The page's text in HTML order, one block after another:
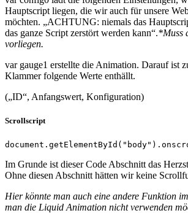
Hauptscript liegen, die wir auch für unsere
möchten. „ACHTUNG: niemals das
das ganze Script zerstört werden kann“.*Muss
vorliegen.
var gauge1 erstellte die Animation. Darauf ist
Klammer folgende Werte enthällt.
(„ID“, Anfangswert, Konfiguration)
Scrollscript
Im Grunde ist dieser Code Abschnitt das
Ohne diesen Abschnitt hätten wir keine
Hier könnte man auch eine andere Funktion
man die Liquid Animation nicht verwenden